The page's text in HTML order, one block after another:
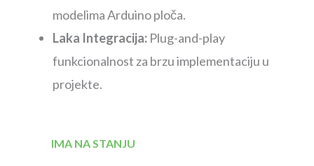
modelima Arduino ploča.
Laka Integracija: Plug-and-play
funkcionalnost za brzu implementaciju u
projekte.
IMA NA STANJU